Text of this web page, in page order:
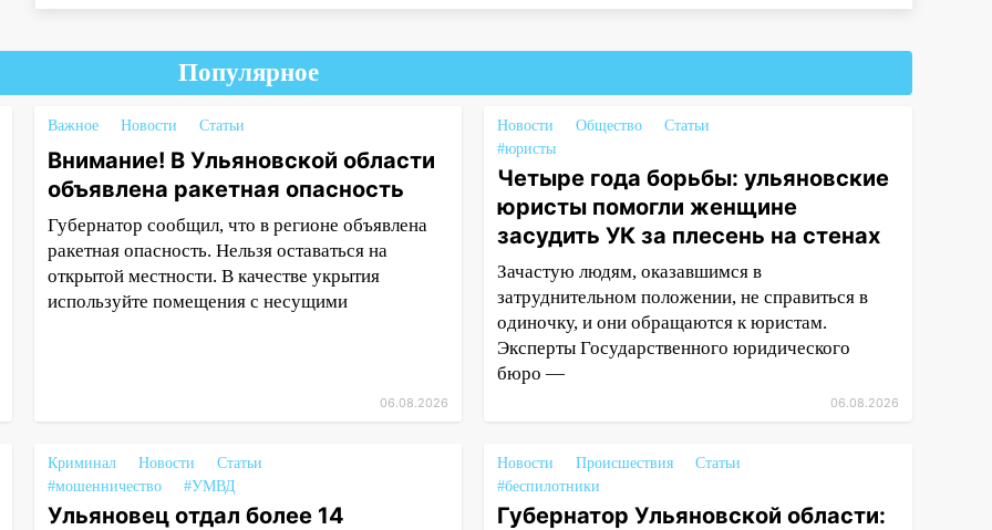
Популярное
Важное Новости Статьи
Внимание! В Ульяновской области
объявлена ракетная опасность
Губернатор сообщил, что в регионе объявлена
ракетная опасность. Нельзя оставаться на
открытой местности. В качестве укрытия
используйте помещения с несущими
06.08.2026
Новости Общество
Статьи
#юристы
Четыре года борьбы: ульяновские
юристы помогли женщине
засудить УК за плесень на стенах
Зачастую людям, оказавшимся в
затруднительном положении, не справиться в
одиночку, и они обращаются к юристам.
Эксперты Государственного юридического
бюро —
06.08.2026
Криминал Новости
Статьи
#мошенничество
#УМВД
Ульяновец отдал более 14
Новости Происшествия
Статьи
#беспилотники
Губернатор Ульяновской области: